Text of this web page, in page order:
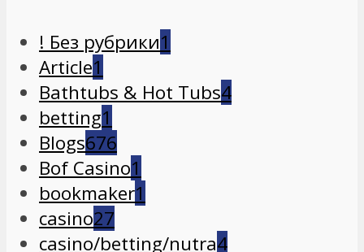
! Без рубрики1
Article1
Bathtubs & Hot Tubs4
betting1
Blogs676
Bof Casino1
bookmaker1
casino27
casino/betting/nutra4